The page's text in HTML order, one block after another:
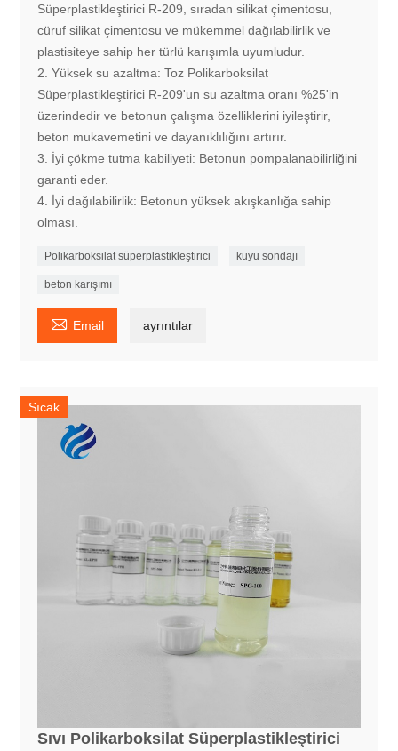
Süperplastikleştirici R-209, sıradan silikat çimentosu,
cüruf silikat çimentosu ve mükemmel dağılabilirlik ve
plastisiteye sahip her türlü karışımla uyumludur.
2. Yüksek su azaltma: Toz Polikarboksilat
Süperplastikleştirici R-209'un su azaltma oranı %25'in
üzerindedir ve betonun çalışma özelliklerini iyileştirir,
beton mukavemetini ve dayanıklılığını artırır.
3. İyi çökme tutma kabiliyeti: Betonun pompalanabilirliğini
garanti eder.
4. İyi dağılabilirlik: Betonun yüksek akışkanlığa sahip
olması.
Polikarboksilat süperplastikleştirici kuyu sondajı
beton karışımı
 Email ayrıntılar
Sıcak
Sıvı Polikarboksilat Süperplastikleştirici